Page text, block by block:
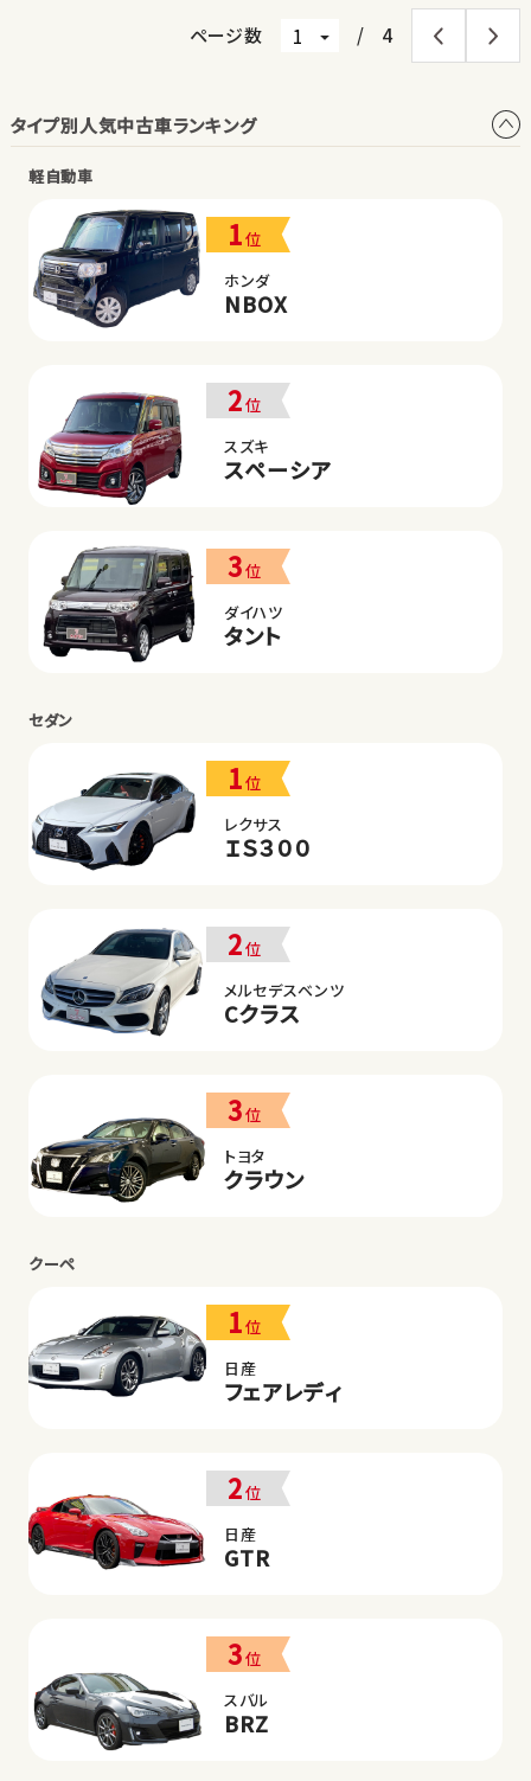
ページ数 / 4
タイプ別人気中古車ランキング
軽自動車
1位
ホンダ
NBOX
2位
スズキ
スペーシア
3位
ダイハツ
タント
セダン
1位
レクサス
ＩＳ３００
2位
メルセデスベンツ
Cクラス
3位
トヨタ
クラウン
クーペ
1位
日産
フェアレディ
2位
日産
GTR
3位
スバル
BRZ